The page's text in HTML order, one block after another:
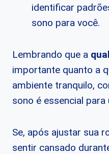
identificar
sono para você.
Lembrando que a
importante quanto a
ambiente tranquilo,
sono é essencial
Se, após ajustar sua
sentir cansado